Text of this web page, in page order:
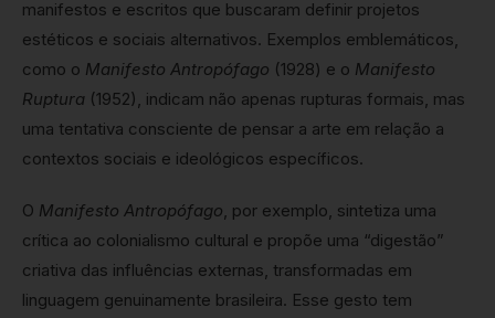
manifestos e escritos que buscaram definir projetos
estéticos e sociais alternativos. Exemplos emblemáticos,
como o Manifesto Antropófago (1928) e o Manifesto
Ruptura (1952), indicam não apenas rupturas formais, mas
uma tentativa consciente de pensar a arte em relação a
contextos sociais e ideológicos específicos.
O Manifesto Antropófago, por exemplo, sintetiza uma
crítica ao colonialismo cultural e propõe uma “digestão”
criativa das influências externas, transformadas em
linguagem genuinamente brasileira. Esse gesto tem